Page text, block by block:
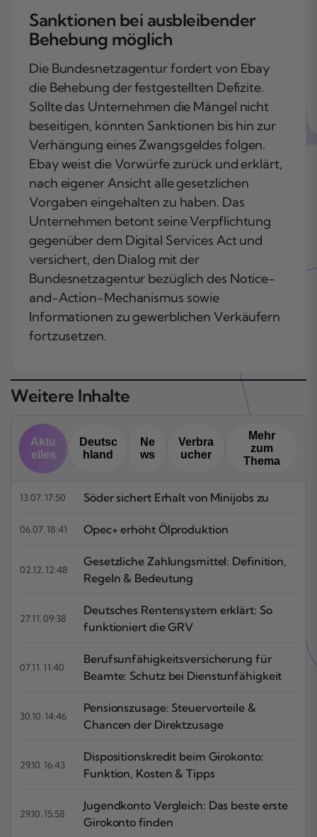
Sanktionen bei ausbleibender
Behebung möglich
Die Bundesnetzagentur fordert von Ebay
die Behebung der festgestellten Defizite.
Sollte das Unternehmen die Mängel nicht
beseitigen, könnten Sanktionen bis hin zur
Verhängung eines Zwangsgeldes folgen.
Ebay weist die Vorwürfe zurück und erklärt,
nach eigener Ansicht alle gesetzlichen
Vorgaben eingehalten zu haben. Das
Unternehmen betont seine Verpflichtung
gegenüber dem Digital Services Act und
versichert, den Dialog mit der
Bundesnetzagentur bezüglich des Notice-
and-Action-Mechanismus sowie
Informationen zu gewerblichen Verkäufern
fortzusetzen.
Weitere Inhalte
Aktu
elles
Deutsc
hland
Ne
ws
Verbra
ucher
Mehr
zum
Thema
13.07. 17:50 Söder sichert Erhalt von Minijobs zu
06.07. 18:41 Opec+ erhöht Ölproduktion
02.12. 12:48
Gesetzliche Zahlungsmittel: Definition,
Regeln & Bedeutung
27.11. 09:38
Deutsches Rentensystem erklärt: So
funktioniert die GRV
07.11. 11:40
Berufsunfähigkeitsversicherung für
Beamte: Schutz bei Dienstunfähigkeit
30.10. 14:46
Pensionszusage: Steuervorteile &
Chancen der Direktzusage
29.10. 16:43
Dispositionskredit beim Girokonto:
Funktion, Kosten & Tipps
29.10. 15:58
Jugendkonto Vergleich: Das beste erste
Girokonto finden